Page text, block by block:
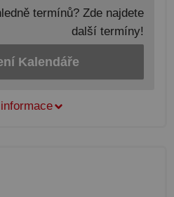
termínů? Zde najdete
další termíny!
Kalendáře